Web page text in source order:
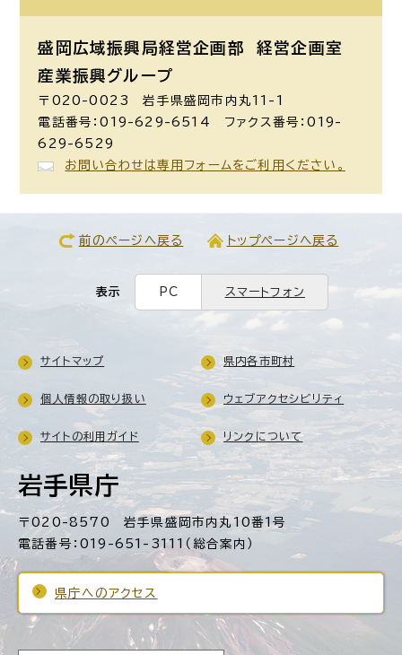
盛岡広域振興局経営企画部 経営企画室
産業振興グループ
〒020-0023 岩手県盛岡市内丸11-1
電話番号：019-629-6514 ファクス番号：019-
629-6529
お問い合わせは専用フォームをご利用ください。
前のページへ戻る トップページへ戻る
表示 PC スマートフォン
岩手県庁
〒020-8570 岩手県盛岡市内丸10番1号
電話番号：019-651-3111（総合案内）
県庁へのアクセス
サイトマップ 県内各市町村
個人情報の取り扱い ウェブアクセシビリティ
サイトの利用ガイド リンクについて